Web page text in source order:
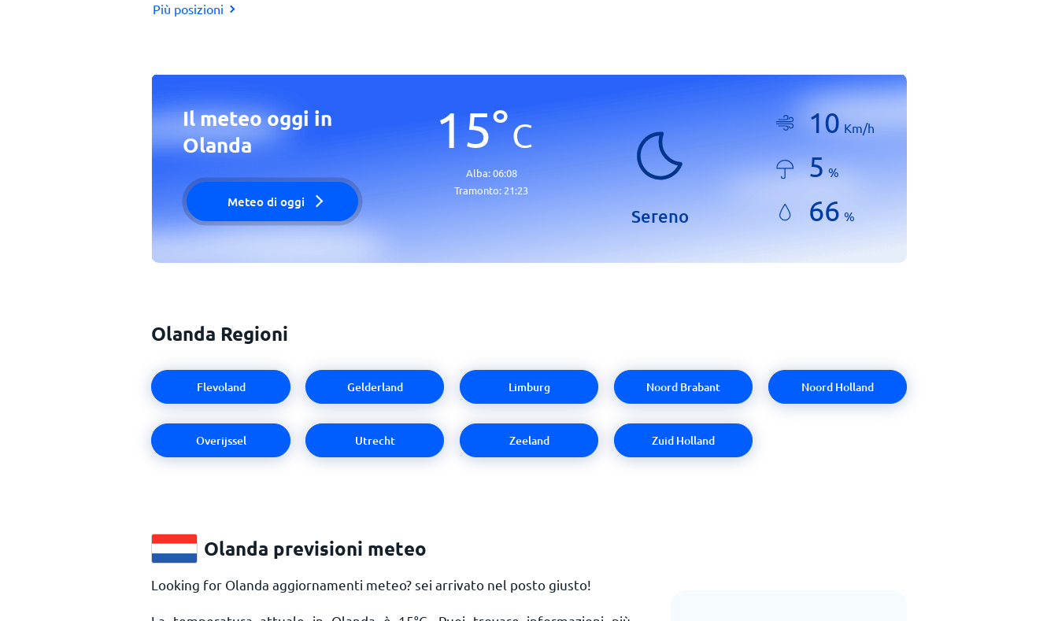
Più posizioni
Il meteo oggi in
Olanda
Meteo di oggi
15°C
Alba:06:08
Tramonto: 21:23
Sereno
10 Km/h
5 %
66 %
Olanda Regioni
Flevoland Gelderland Limburg Noord Brabant Noord Holland
Overijssel Utrecht Zeeland Zuid Holland
Olanda previsioni meteo
Looking for Olanda aggiornamenti meteo? sei arrivato nel posto giusto!